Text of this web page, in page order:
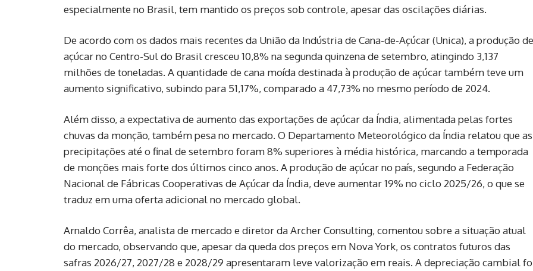
especialmente no Brasil, tem mantido os preços sob controle, apesar das oscilações diárias.
De acordo com os dados mais recentes da União da Indústria de Cana-de-Açúcar (Unica), a produção de
açúcar no Centro-Sul do Brasil cresceu 10,8% na segunda quinzena de setembro, atingindo 3,137
milhões de toneladas. A quantidade de cana moída destinada à produção de açúcar também teve um
aumento significativo, subindo para 51,17%, comparado a 47,73% no mesmo período de 2024.
Além disso, a expectativa de aumento das exportações de açúcar da Índia, alimentada pelas fortes
chuvas da monção, também pesa no mercado. O Departamento Meteorológico da Índia relatou que as
precipitações até o final de setembro foram 8% superiores à média histórica, marcando a temporada
de monções mais forte dos últimos cinco anos. A produção de açúcar no país, segundo a Federação
Nacional de Fábricas Cooperativas de Açúcar da Índia, deve aumentar 19% no ciclo 2025/26, o que se
traduz em uma oferta adicional no mercado global.
Arnaldo Corrêa, analista de mercado e diretor da Archer Consulting, comentou sobre a situação atual
do mercado, observando que, apesar da queda dos preços em Nova York, os contratos futuros das
safras 2026/27, 2027/28 e 2028/29 apresentaram leve valorização em reais. A depreciação cambial